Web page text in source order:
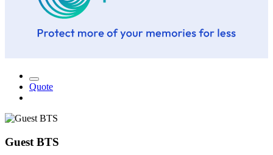
Quote
Guest BTS